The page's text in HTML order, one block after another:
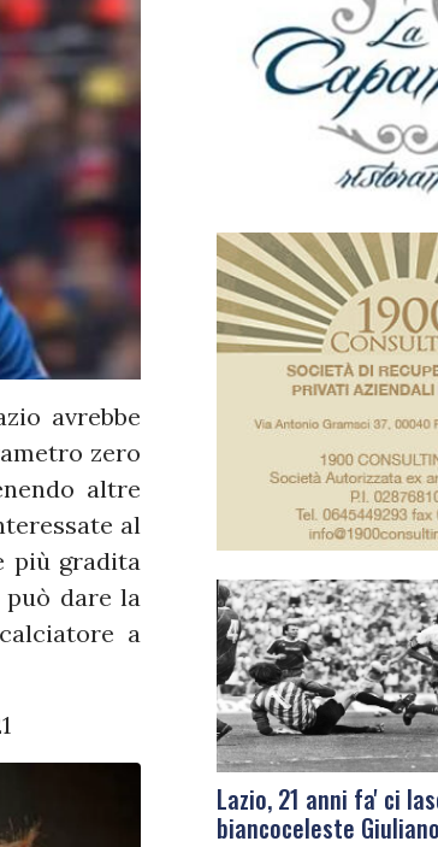
avrebbe
zero
altre
al
più gradita
può dare la
a
Lazio, 21 anni fa' ci
biancoceleste